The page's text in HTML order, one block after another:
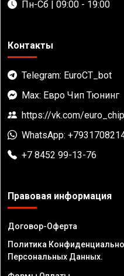
Пн-Сб | 09:00 - 19:00
Контакты
Telegram: EuroCT_bot
Max: Евро Чип Тюнинг
https://vk.com/
WhatsApp:
+7 8452 99-13-76
Правовая информация
Договор-Оферта
Политика
Персональных Данных.